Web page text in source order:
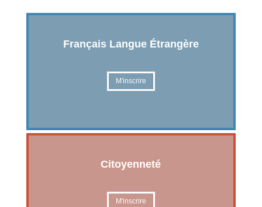
Français Langue Étrangère
M'inscrire
Citoyenneté
M'inscrire